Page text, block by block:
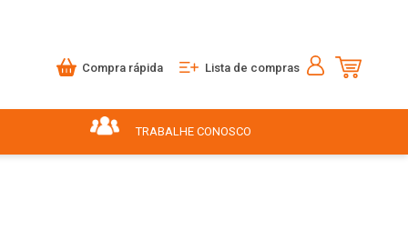
Compra rápida Lista de compras
TRABALHE CONOSCO